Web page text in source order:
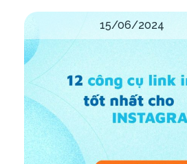
15/06/2024